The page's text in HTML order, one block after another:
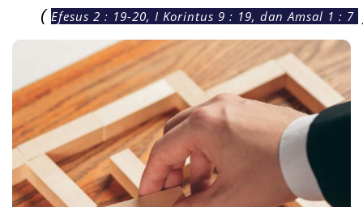
( Efesus 2 : 19-20, I Korintus 9 : 19, dan Amsal 1 : 7